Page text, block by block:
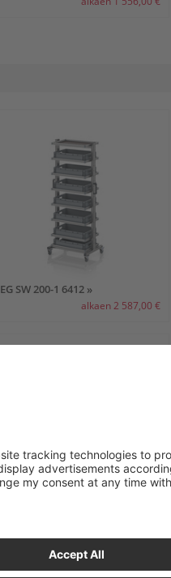
EG SW 200-1 6412 »
alkaen 2 587,00 €